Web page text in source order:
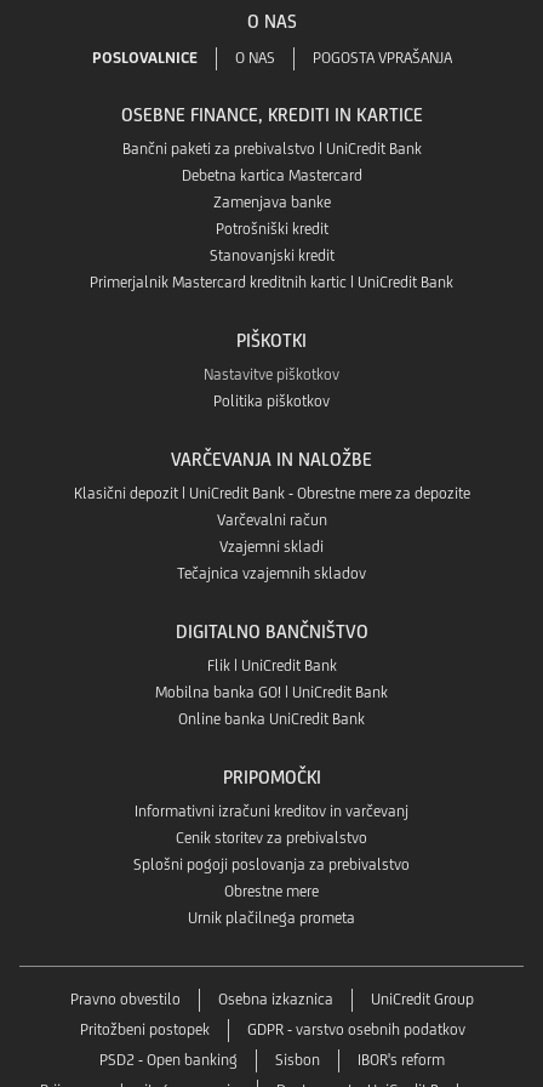
Google
Play
v
App
store
v
Aplikaciji
App
O NAS
POSLOVALNICE O NAS POGOSTA VPRAŠANJA
OSEBNE FINANCE, KREDITI IN KARTICE
Bančni paketi za prebivalstvo | UniCredit Bank
Debetna kartica Mastercard
Zamenjava banke
Potrošniški kredit
Stanovanjski kredit
Primerjalnik Mastercard kreditnih kartic | UniCredit Bank
PIŠKOTKI
Nastavitve piškotkov
Politika piškotkov
VARČEVANJA IN NALOŽBE
Klasični depozit | UniCredit Bank - Obrestne mere za depozite
Varčevalni račun
Vzajemni skladi
Tečajnica vzajemnih skladov
DIGITALNO BANČNIŠTVO
Flik | UniCredit Bank
Mobilna banka GO! | UniCredit Bank
Online banka UniCredit Bank
PRIPOMOČKI
Informativni izračuni kreditov in varčevanj
Cenik storitev za prebivalstvo
Splošni pogoji poslovanja za prebivalstvo
Obrestne mere
Urnik plačilnega prometa
Pravno obvestilo Osebna izkaznica
UniCredit Group
Pritožbeni postopek
GDPR - varstvo osebnih podatkov
PSD2 - Open banking
Sisbon
IBOR's reform